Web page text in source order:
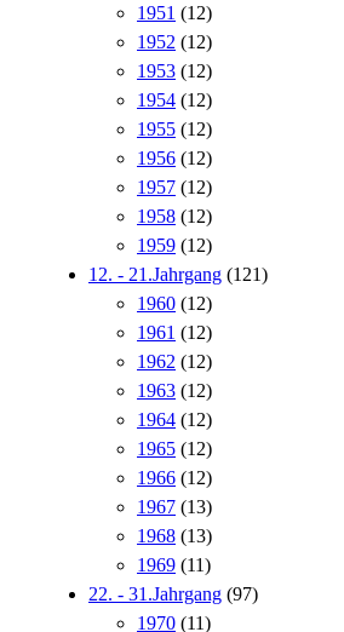
1951 (12)
1952 (12)
1953 (12)
1954 (12)
1955 (12)
1956 (12)
1957 (12)
1958 (12)
1959 (12)
12. - 21.Jahrgang (121)
1960 (12)
1961 (12)
1962 (12)
1963 (12)
1964 (12)
1965 (12)
1966 (12)
1967 (13)
1968 (13)
1969 (11)
22. - 31.Jahrgang (97)
1970 (11)